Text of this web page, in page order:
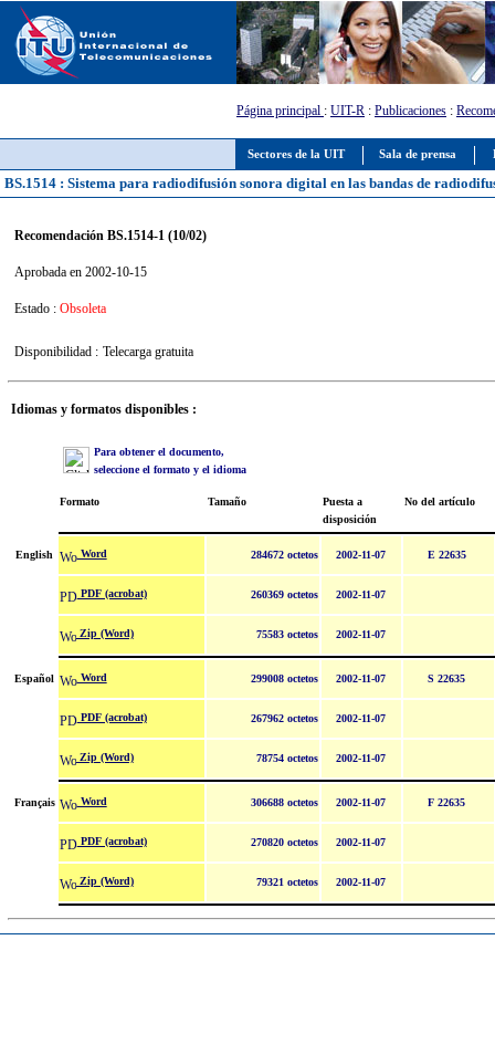
Sectores de la UIT Sala de prensa
Página principal : UIT-R : Publicaciones :
BS.1514 : Sistema para radiodifusión sonora digital en las bandas de
Recomendación BS.1514-1 (10/02)
Aprobada en 2002-10-15
Estado : Obsoleta
Disponibilidad : Telecarga gratuita
Idiomas y formatos disponibles :
Para obtener el documento,
seleccione el formato y el idioma
Formato Tamaño
Puesta a
disposición
No del artículo
English Word 284672 octetos 2002-11-07 E 22635
PDF (acrobat) 260369 octetos 2002-11-07
Zip (Word) 75583 octetos 2002-11-07
Español Word 299008 octetos 2002-11-07 S 22635
PDF (acrobat) 267962 octetos 2002-11-07
Zip (Word) 78754 octetos 2002-11-07
Français Word 306688 octetos 2002-11-07 F 22635
PDF (acrobat) 270820 octetos 2002-11-07
Zip (Word) 79321 octetos 2002-11-07